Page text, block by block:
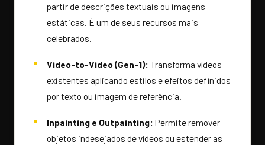
partir de descrições textuais ou imagens
estáticas. É um de seus recursos mais
celebrados.
Video-to-Video (Gen-1): Transforma vídeos
existentes aplicando estilos e efeitos definidos
por texto ou imagem de referência.
Inpainting e Outpainting: Permite remover
objetos indesejados de vídeos ou estender as